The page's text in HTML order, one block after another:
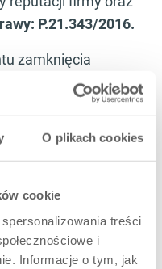
O plikach cookies
cookie
treści
i
Informacje o tym, jak
P.21.343/2016.
zamknięcia
oświadczeń
ani na
informacji na
Firmy na rynku.
bez konsekwencji